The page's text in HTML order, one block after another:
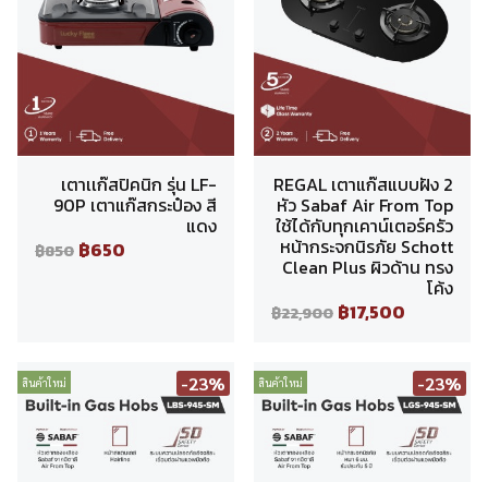
เตาเเก๊สปิคนิก รุ่น LF-
90P เตาแก๊สกระป๋อง สี
แดง
฿850 ฿650
REGAL เตาแก๊สแบบฝัง 2
หัว Sabaf Air From Top
ใช้ได้กับทุกเคาน์เตอร์ครัว
หน้ากระจกนิรภัย Schott
Clean Plus ผิวด้าน ทรง
โค้ง
฿22,900 ฿17,500
สินค้าใหม่ -23% สินค้าใหม่ -23%